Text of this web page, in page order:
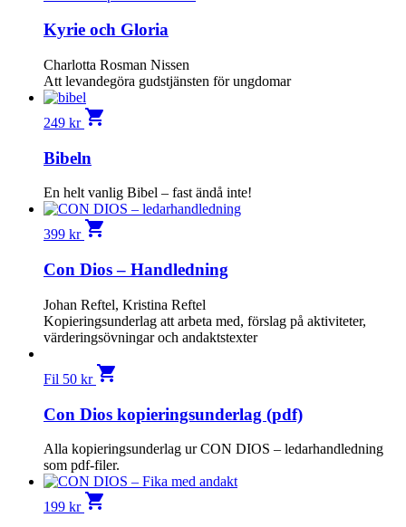
Kyrie och Gloria
Charlotta Rosman Nissen
Att levandegöra gudstjänsten för ungdomar
249 kr shopping_cart
Bibeln
En helt vanlig Bibel – fast ändå inte!
399 kr shopping_cart
Con Dios – Handledning
Johan Reftel, Kristina Reftel
Kopieringsunderlag att arbeta med, förslag på aktiviteter,
värderingsövningar och andaktstexter
Fil 50 kr shopping_cart
Con Dios kopieringsunderlag (pdf)
Alla kopierings­underlag ur CON DIOS – ledarhandledning
som pdf-filer.
199 kr shopping_cart